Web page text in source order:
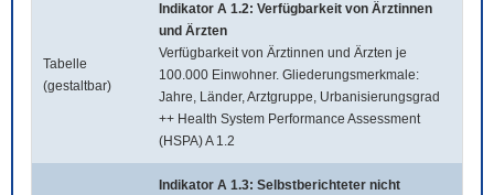
Tabelle
(gestaltbar)
Indikator A 1.2: Verfügbarkeit von Ärztinnen
und Ärzten
Verfügbarkeit von Ärztinnen und Ärzten je
100.000 Einwohner. Gliederungsmerkmale:
Jahre, Länder, Arztgruppe, Urbanisierungsgrad
++ Health System Performance Assessment
(HSPA) A 1.2
Indikator A 1.3: Selbstberichteter nicht